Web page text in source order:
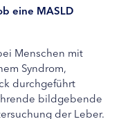
eine MASLD
Menschen mit
Syndrom,
durchgeführt
bildgebende
der Leber.